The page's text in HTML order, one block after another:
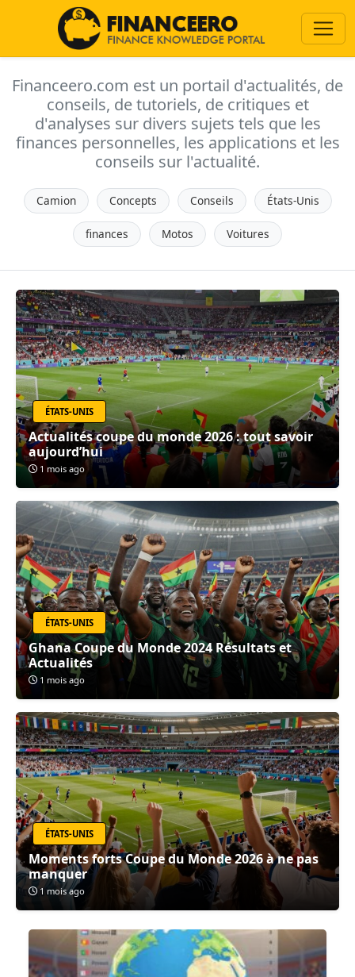
Financeero.com est un portail d'actualités, de
conseils, de tutoriels, de critiques et
d'analyses sur divers sujets tels que les
finances personnelles, les applications et les
conseils sur l'actualité.
Camion Concepts Conseils États-Unis
finances Motos Voitures
ÉTATS-UNIS
Actualités coupe du monde 2026 : tout savoir
aujourd’hui
1 mois ago
ÉTATS-UNIS
Ghana Coupe du Monde 2024 Résultats et
Actualités
1 mois ago
ÉTATS-UNIS
Moments forts Coupe du Monde 2026 à ne pas
manquer
1 mois ago